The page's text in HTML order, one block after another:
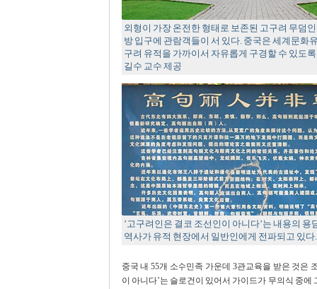
외형이 가장 온전한 형태로 보존된 고구려 무덤
방 입구에 관람객들이 서 있다. 중국은 세계문화
구려 유적을 가까이서 자유롭게 구경할 수 있도
길수 교수 제공
’고구려인은 결코 조선인이 아니다’는 내용의 용
역사가 유적 현장에서 일반인에게 전파되고 있
중국 내 55개 소수민족 가운데 3관교육을 받은 것은
이 아니다’는 슬로건이 있어서 가이드가 무의식 중